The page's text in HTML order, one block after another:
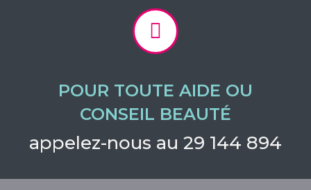
POUR TOUTE AIDE OU
CONSEIL BEAUTÉ
appelez-nous au 29 144 894